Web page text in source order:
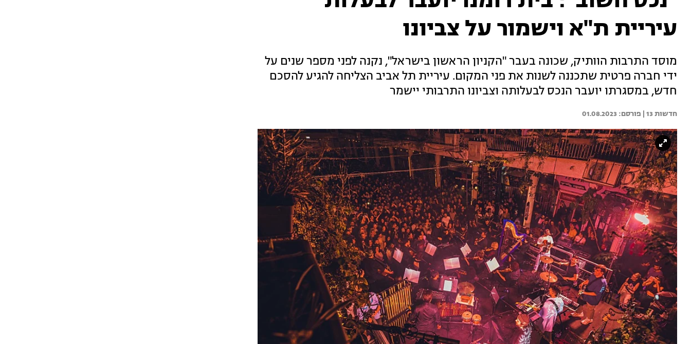
עיריית ת"א וישמור על צביונו
מוסד התרבות הוותיק, שכונה בעבר "הקניון הראשון בישראל", נקנה לפני מספר שנים על
ידי חברה פרטית שתכננה לשנות את פני המקום. עיריית תל אביב הצליחה להגיע להסכם
חדש, במסגרתו יועבר הנכס לבעלותה וצביונו התרבותי יישמר
חדשות 13 | 01.08.2023